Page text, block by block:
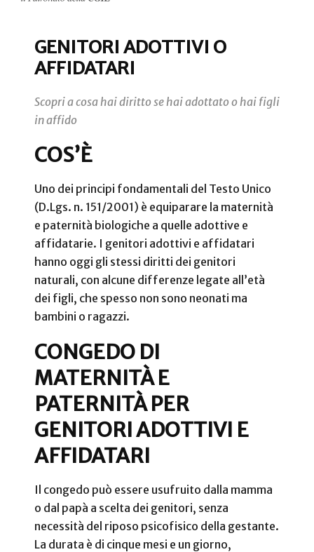
GENITORI ADOTTIVI O
AFFIDATARI
Scopri a cosa hai diritto se hai adottato o hai figli
in affido
COS’È
Uno dei principi fondamentali del Testo Unico
(D.Lgs. n. 151/2001) è equiparare la maternità
e paternità biologiche a quelle adottive e
affidatarie. I genitori adottivi e affidatari
hanno oggi gli stessi diritti dei genitori
naturali, con alcune differenze legate all’età
dei figli, che spesso non sono neonati ma
bambini o ragazzi.
CONGEDO DI
MATERNITÀ E
PATERNITÀ PER
GENITORI ADOTTIVI E
AFFIDATARI
Il congedo può essere usufruito dalla mamma
o dal papà a scelta dei genitori, senza
necessità del riposo psicofisico della gestante.
La durata è di cinque mesi e un giorno,